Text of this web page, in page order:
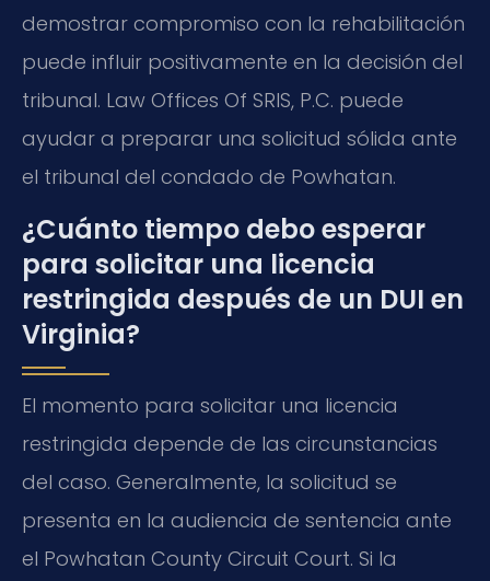
demostrar compromiso con la rehabilitación
puede influir positivamente en la decisión del
tribunal. Law Offices Of SRIS, P.C. puede
ayudar a preparar una solicitud sólida ante
el tribunal del condado de Powhatan.
¿Cuánto tiempo debo esperar
para solicitar una licencia
restringida después de un DUI en
Virginia?
El momento para solicitar una licencia
restringida depende de las circunstancias
del caso. Generalmente, la solicitud se
presenta en la audiencia de sentencia ante
el Powhatan County Circuit Court. Si la